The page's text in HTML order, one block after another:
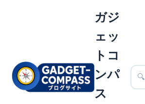
ガジ
ェッ
トコ
ンパ
ス
🔍